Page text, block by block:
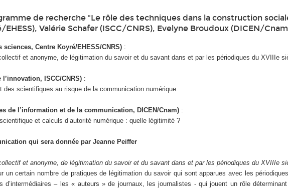
de recherche "Le rôle des techniques dans la construction
Valérie Schafer (ISCC/CNRS), Evelyne Broudoux (DICEN/
Centre Koyré/EHESS/CNRS) :
et anonyme, de légitimation du savoir et du savant dans et par les périodiques du XVIIIe
ISCC/CNRS) :
scientifiques au risque de la communication numérique.
de l’information et de la communication, DICEN/Cnam) :
et calculs d’autorité numérique : quelle légitimité ?
qui sera donnée par Jeanne Peiffer
et anonyme, de légitimation du savoir et du savant dans et par les périodiques du XVIIIe
un certain nombre de pratiques de légitimation du savoir qui sont apparues avec les
d’intermédiaires – les « auteurs » de journaux, les journalistes - qui jouent un rôle